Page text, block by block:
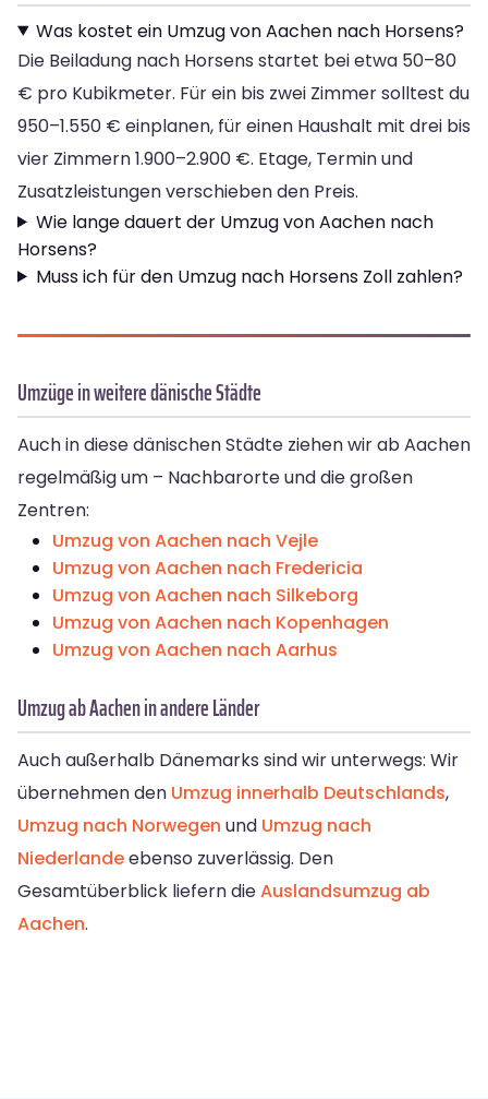
Was kostet ein Umzug von Aachen nach Horsens?
Die Beiladung nach Horsens startet bei etwa 50–80
€ pro Kubikmeter. Für ein bis zwei Zimmer solltest du
950–1.550 € einplanen, für einen Haushalt mit drei bis
vier Zimmern 1.900–2.900 €. Etage, Termin und
Zusatzleistungen verschieben den Preis.
Wie lange dauert der Umzug von Aachen nach
Horsens?
Muss ich für den Umzug nach Horsens Zoll zahlen?
Umzüge in weitere dänische Städte
Auch in diese dänischen Städte ziehen wir ab Aachen
regelmäßig um – Nachbarorte und die großen
Zentren:
Umzug von Aachen nach Vejle
Umzug von Aachen nach Fredericia
Umzug von Aachen nach Silkeborg
Umzug von Aachen nach Kopenhagen
Umzug von Aachen nach Aarhus
Umzug ab Aachen in andere Länder
Auch außerhalb Dänemarks sind wir unterwegs: Wir
übernehmen den Umzug innerhalb Deutschlands,
Umzug nach Norwegen und Umzug nach
Niederlandeebenso zuverlässig. Den
Gesamtüberblick liefern dieAuslandsumzug ab
Aachen.